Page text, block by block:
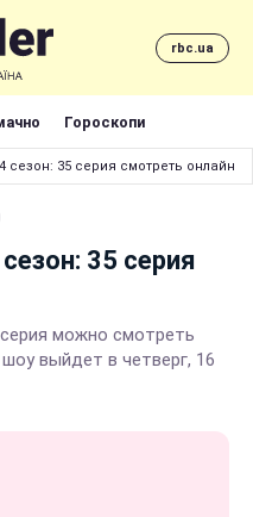
rbc.ua
Гороскопи
35 серия смотреть онлайн
35 серия
можно смотреть
выйдет в четверг, 16